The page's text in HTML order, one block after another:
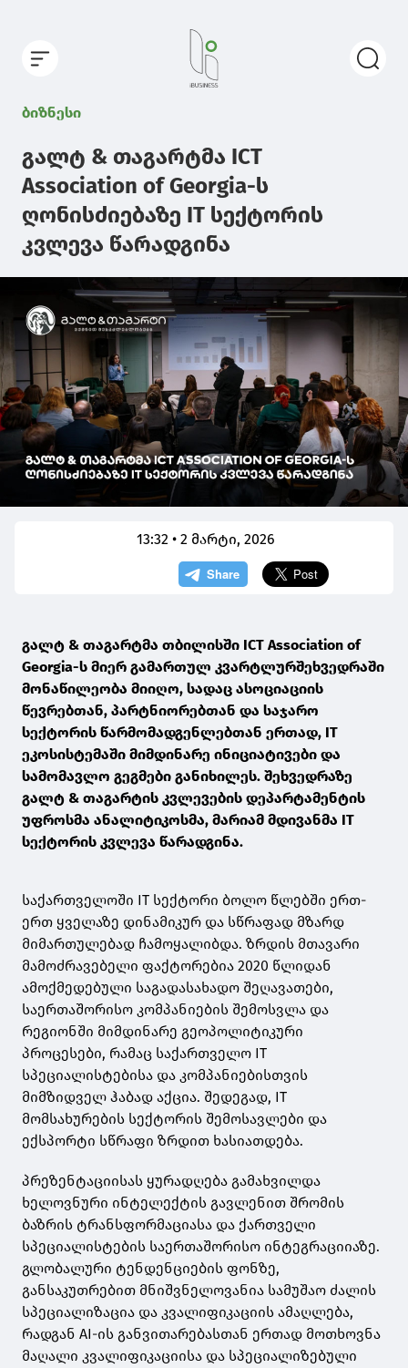
ბიზნესი
გალტ & თაგარტმა ICT
Association of Georgia-ს
ღონისძიებაზე IT სექტორის
კვლევა წარადგინა
13:32 • 2 მარტი, 2026
გალტ & თაგარტმა თბილისში ICT Association of
Georgia-ს მიერ გამართულ კვარტლურშეხვედრაში
მონაწილეობა მიიღო, სადაც ასოციაციის
წევრებთან, პარტნიორებთან და საჯარო
სექტორის წარმომადგენლებთან ერთად, IT
ეკოსისტემაში მიმდინარე ინიციატივები და
სამომავლო გეგმები განიხილეს. შეხვედრაზე
გალტ & თაგარტის კვლევების დეპარტამენტის
უფროსმა ანალიტიკოსმა, მარიამ მდივანმა IT
სექტორის კვლევა წარადგინა.
საქართველოში IT სექტორი ბოლო წლებში ერთ-
ერთ ყველაზე დინამიკურ და სწრაფად მზარდ
მიმართულებად ჩამოყალიბდა. ზრდის მთავარი
მამოძრავებელი ფაქტორებია 2020 წლიდან
ამოქმედებული საგადასახადო შეღავათები,
საერთაშორისო კომპანიების შემოსვლა და
რეგიონში მიმდინარე გეოპოლიტიკური
პროცესები, რამაც საქართველო IT
სპეციალისტებისა და კომპანიებისთვის
მიმზიდველ ჰაბად აქცია. შედეგად, IT
მომსახურების სექტორის შემოსავლები და
ექსპორტი სწრაფი ზრდით ხასიათდება.
პრეზენტაციისას ყურადღება გამახვილდა
ხელოვნური ინტელექტის გავლენით შრომის
ბაზრის ტრანსფორმაციასა და ქართველი
სპეციალისტების საერთაშორისო ინტეგრაციიაზე.
გლობალური ტენდენციების ფონზე,
განსაკუთრებით მნიშვნელოვანია სამუშაო ძალის
სპეციალიზაცია და კვალიფიკაციის ამაღლება,
რადგან AI-ის განვითარებასთან ერთად მოთხოვნა
მაღალი კვალიფიკაციისა და სპეციალიზებული